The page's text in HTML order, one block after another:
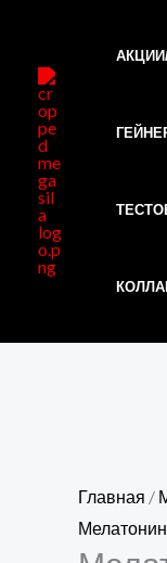
содержимому
Главная /
Мелатонин